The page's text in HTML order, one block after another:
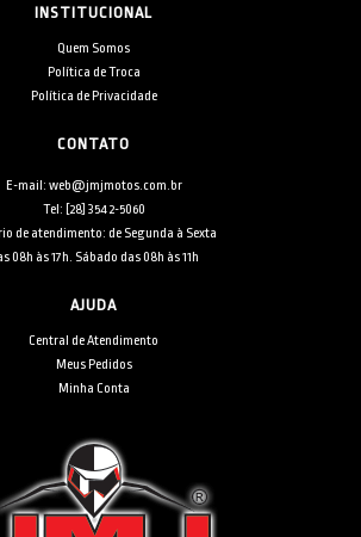
INSTITUCIONAL
Quem Somos
Política de Troca
Política de Privacidade
CONTATO
E-mail: web@jmjmotos.com.br
Tel: [28] 3542-5060
de atendimento: de Segunda à Sexta
08h às 17h. Sábado das 08h às 11h
AJUDA
Central de Atendimento
Meus Pedidos
Minha Conta